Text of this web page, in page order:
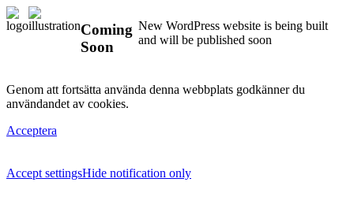
Coming
Soon
New WordPress website is being built
and will be published soon
Genom att fortsätta använda denna webbplats godkänner du
användandet av cookies.
Acceptera
Accept settingsHide notification only